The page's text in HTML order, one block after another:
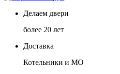
Делаем двери
более 20 лет
Доставка
Котельники и МО